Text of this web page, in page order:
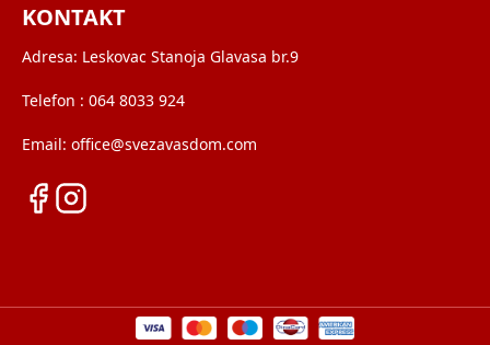
KONTAKT
Adresa: Leskovac Stanoja Glavasa br.9
Telefon : 064 8033 924
Email: office@svezavasdom.com